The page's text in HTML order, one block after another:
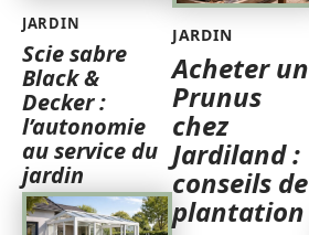
JARDIN
Scie sabre
Black &
Decker :
l’autonomie
au service du
jardin
JARDIN
Acheter un
Prunus
chez
Jardiland :
conseils de
plantation